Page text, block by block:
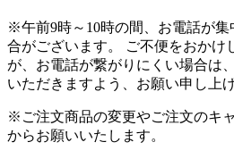
※午前9時～10時の間、お電話が
合がございます。 ご不便をおかけ
が、お電話が繋がりにくい場合は
いただきますよう、お願い申し上げ
※ご注文商品の変更やご注文のキ
からお願いいたします。